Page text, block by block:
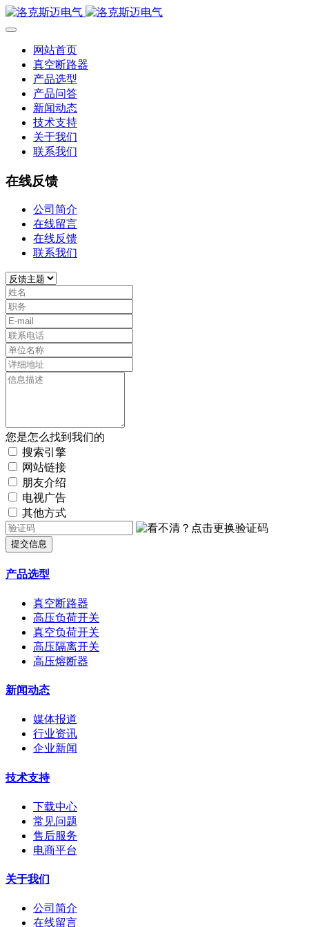
网站首页
真空断路器
产品选型
产品问答
新闻动态
技术支持
关于我们
联系我们
在线反馈
公司简介
在线留言
在线反馈
联系我们
您是怎么找到我们的
搜索引擎
网站链接
朋友介绍
电视广告
其他方式
提交信息
产品选型
真空断路器
高压负荷开关
真空负荷开关
高压隔离开关
高压熔断器
新闻动态
媒体报道
行业资讯
企业新闻
技术支持
下载中心
常见问题
售后服务
电商平台
关于我们
公司简介
在线留言